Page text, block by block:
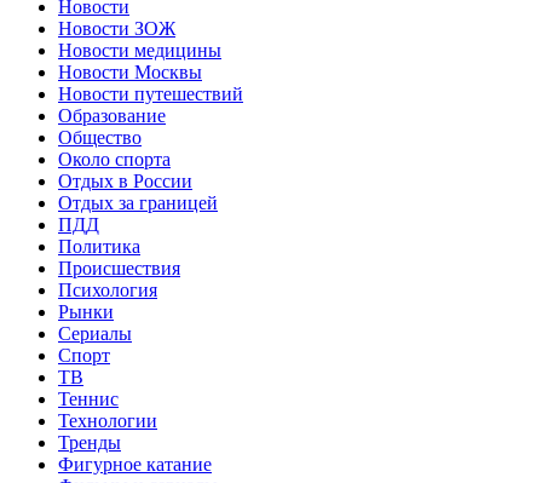
Новости
Новости ЗОЖ
Новости медицины
Новости Москвы
Новости путешествий
Образование
Общество
Около спорта
Отдых в России
Отдых за границей
ПДД
Политика
Происшествия
Психология
Рынки
Сериалы
Спорт
ТВ
Теннис
Технологии
Тренды
Фигурное катание